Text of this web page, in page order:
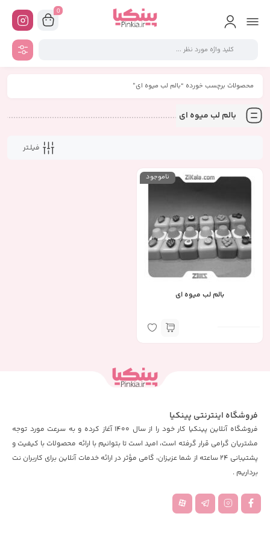
0
محصولات برچسب خورده “بالم لب میوه ای”
بالم لب میوه ای
فیلـتر
ناموجود
بالم لب میوه ای
فروشگاه اینترنتی پینکیا
فروشگاه آنلاین پینکیا کار خود را از سال 1400 آغاز کرده و به سرعت مورد توجه
مشتریان گرامی قرار گرفته است، امید است تا بتوانیم با ارائه محصولات با کیفیت و
پشتیبانی 24 ساعته از شما عزیزان، گامی مؤثر در ارائه خدمات آنلاین برای کاربران نت
برداریم .